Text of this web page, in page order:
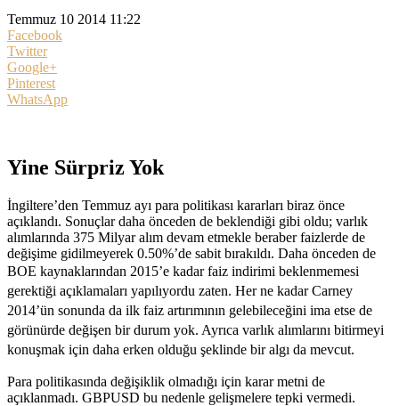
Temmuz 10 2014 11:22
Facebook
Twitter
Google+
Pinterest
WhatsApp
Yine Sürpriz Yok
İngiltere’den Temmuz ayı para politikası kararları biraz önce
açıklandı. Sonuçlar daha önceden de beklendiği gibi oldu; varlık
alımlarında 375 Milyar alım devam etmekle beraber faizlerde de
değişime gidilmeyerek 0.50%’de sabit bırakıldı. Daha önceden de
BOE kaynaklarından 2015’e kadar faiz indirimi beklenmemesi
gerektiği açıklamaları yapılıyordu zaten. Her ne kadar Carney
2014’ün sonunda da ilk faiz artırımının gelebileceğini ima etse de
görünürde değişen bir durum yok. Ayrıca varlık alımlarını bitirmeyi
konuşmak için daha erken olduğu şeklinde bir algı da mevcut.
Para politikasında değişiklik olmadığı için karar metni de
açıklanmadı. GBPUSD bu nedenle gelişmelere tepki vermedi.